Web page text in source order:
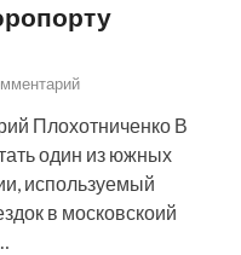
Плохотниченко В
один из южных
используемый
в московскоий